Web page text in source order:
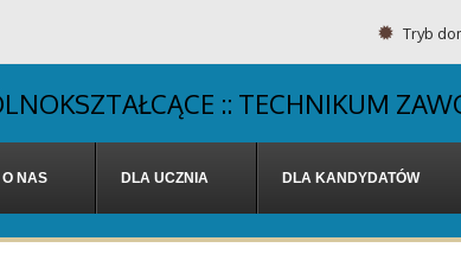
Tryb
:: TECHNIKUM
O NAS DLA UCZNIA DLA KANDYDATÓW